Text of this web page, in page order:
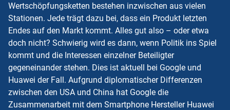
Wertschöpfungsketten bestehen inzwischen aus vielen
Stationen. Jede trägt dazu bei, dass ein Produkt letzten
Endes auf den Markt kommt. Alles gut also – oder etwa
doch nicht? Schwierig wird es dann, wenn Politik ins Spiel
kommt und die Interessen einzelner Beteiligter
gegeneinander stehen. Dies ist aktuell bei Google und
Huawei der Fall. Aufgrund diplomatischer Differenzen
zwischen den USA und China hat Google die
Zusammenarbeit mit dem Smartphone Hersteller Huawei